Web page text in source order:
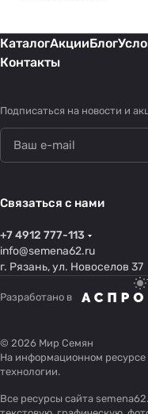
КаталогАкцииБлог
Контакты
Подписаться на новости и
Связаться с нами
+7 4912 777-113
info@semena62.ru
г. Рязань, ул. Новоселов 37
Разработано в
© 2026 Мир Семян
На информационном
технологии.
Все ресурсы сайта